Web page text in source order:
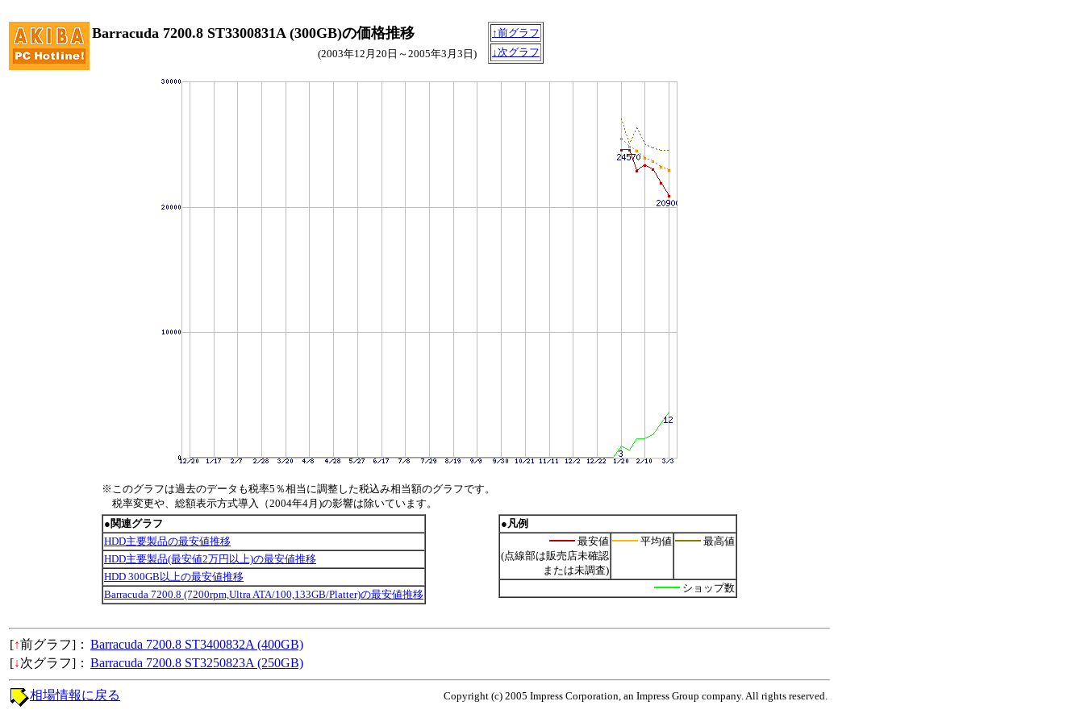
Barracuda 7200.8 ST3300831A (300GB)の価格推移
↑前グラフ
↓次グラフ
(2003年12月20日～2005年3月3日)
※このグラフは過去のデータも税率5％相当に調整した税込み相当額のグラフです。
税率変更や、総額表示方式導入（2004年4月)の影響は除いています。
●関連グラフ
HDD主要製品の最安値推移
HDD主要製品(最安値2万円以上)の最安値推移
HDD 300GB以上の最安値推移
Barracuda 7200.8 (7200rpm,Ultra ATA/100,133GB/Platter)の最安値推移
●凡例
最安値
(点線部は販売店未確認
または未調査)
平均値 最高値
ショップ数
[↑前グラフ]： Barracuda 7200.8 ST3400832A (400GB)
[↓次グラフ]： Barracuda 7200.8 ST3250823A (250GB)
Copyright (c) 2005 Impress Corporation, an Impress Group company. All rights reserved.
相場情報に戻る